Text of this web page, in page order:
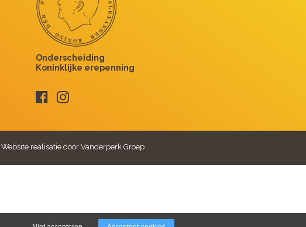
Website realisatie door Vanderperk Groep